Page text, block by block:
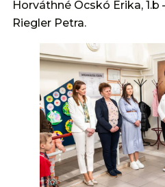
Horváthné Ocskó Erika, 1.b
Riegler Petra.